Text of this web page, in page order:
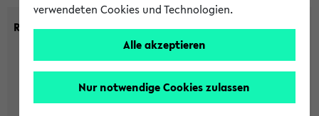
Raumkriterien:
max. Plätze:
verwendeten Cookies und Technologien.
Alle akzeptieren
Nur notwendige Cookies zulassen